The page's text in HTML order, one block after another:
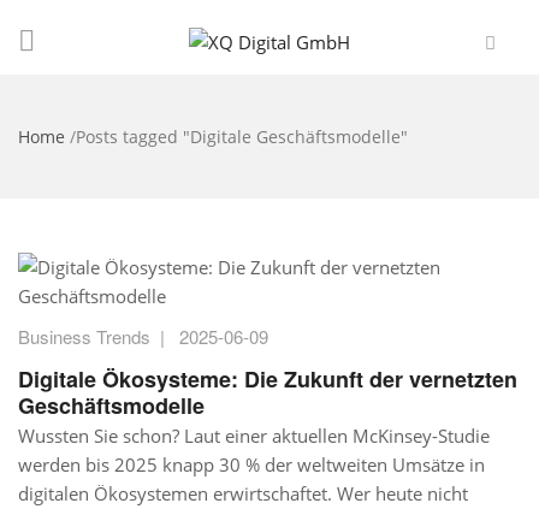
Home /Posts tagged "Digitale Geschäftsmodelle"
Business Trends | 2025-06-09
Digitale Ökosysteme: Die Zukunft der vernetzten
Geschäftsmodelle
Wussten Sie schon? Laut einer aktuellen McKinsey-Studie
werden bis 2025 knapp 30 % der weltweiten Umsätze in
digitalen Ökosystemen erwirtschaftet. Wer heute nicht